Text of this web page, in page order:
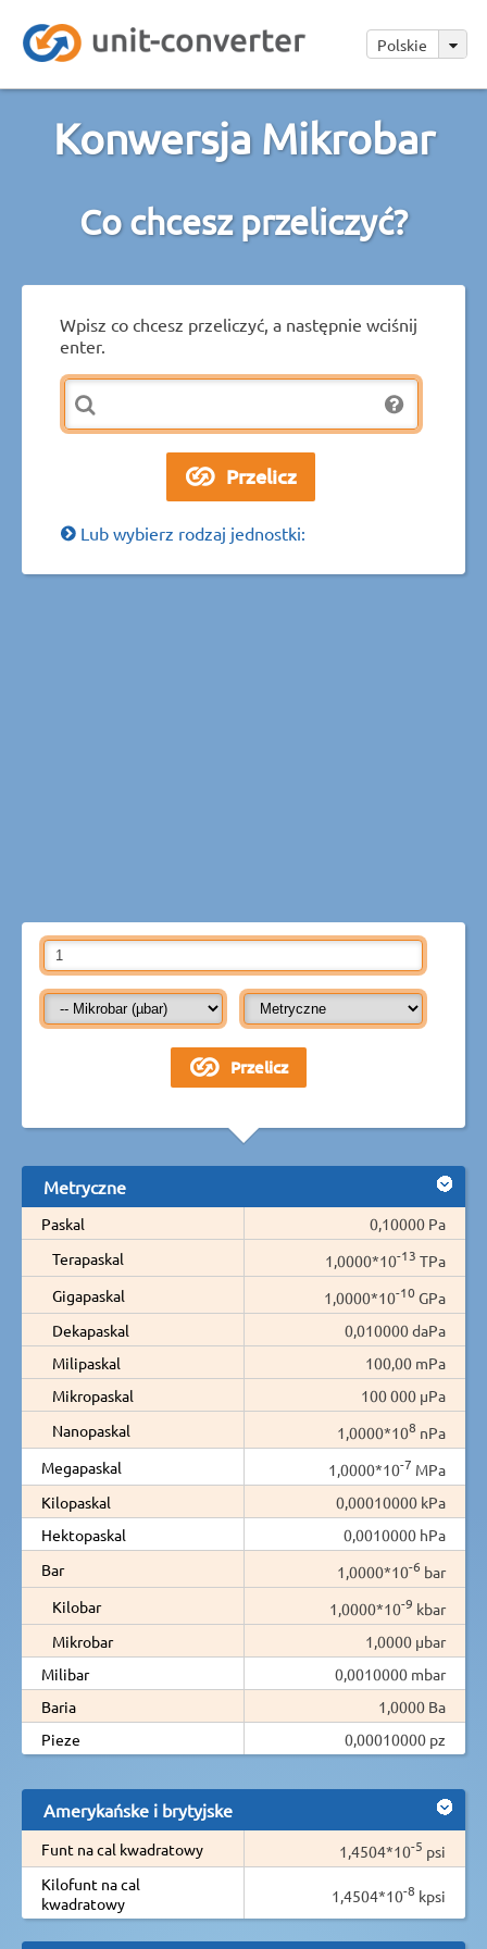
Polskie
Konwersja Mikrobar
Co chcesz przeliczyć?
Wpisz co chcesz przeliczyć, a następnie wciśnij
enter.
Lub wybierz rodzaj jednostki:
Metryczne
Paskal
0,10000 Pa
Terapaskal
1,0000*10-13 TPa
Gigapaskal
1,0000*10-10 GPa
Dekapaskal
0,010000 daPa
Milipaskal
100,00 mPa
Mikropaskal
100 000 µPa
Nanopaskal
1,0000*108 nPa
Megapaskal
1,0000*10-7 MPa
Kilopaskal
0,00010000 kPa
Hektopaskal
0,0010000 hPa
Bar
1,0000*10-6 bar
Kilobar
1,0000*10-9 kbar
Mikrobar
1,0000 µbar
Milibar
0,0010000 mbar
Baria
1,0000 Ba
Pieze
0,00010000 pz
Amerykańske i brytyjske
Funt na cal kwadratowy 1,4504*10-5 psi
Kilofunt na cal
kwadratowy
1,4504*10-8 kpsi